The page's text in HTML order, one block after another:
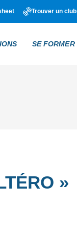
Trouver un club
SE FORMER
»